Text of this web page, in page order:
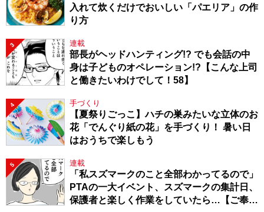
入れて炊くだけでおいしい「パエリア」の作
り方
3 連載
部長がヘッドハンティング!? でも会話の中
身は子どものオペレーション!?【こんな上司
と働きたいわけでして！58】
4 手づくり
【夏祭りごっこ】ハチの巣みたいな立体のお
花「でんぐり紙の花」を手づくり！ 暑い日
はおうちで楽しもう
5 連載
「私スズマークのこと全部わかってるので」
PTAの一大イベント、スズマークの集計日、
保護者と楽しく作業をしていたら…【ご奉仕